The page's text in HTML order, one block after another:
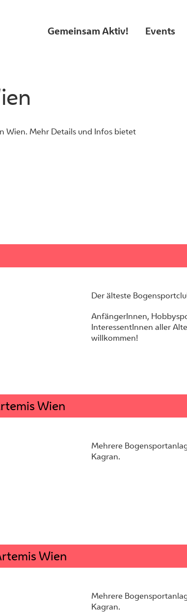
Gemeinsam Aktiv! Events
Wien. Mehr Details und Infos bietet
Der älteste
AnfängerInnen,
InteressentInnen aller
willkommen!
Wien
Mehrere
Kagran.
Wien
Mehrere
Kagran.